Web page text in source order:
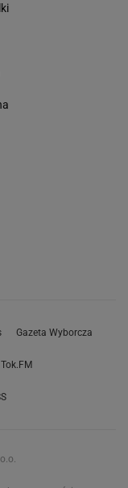
Gazeta Wyborcza
Tok.FM